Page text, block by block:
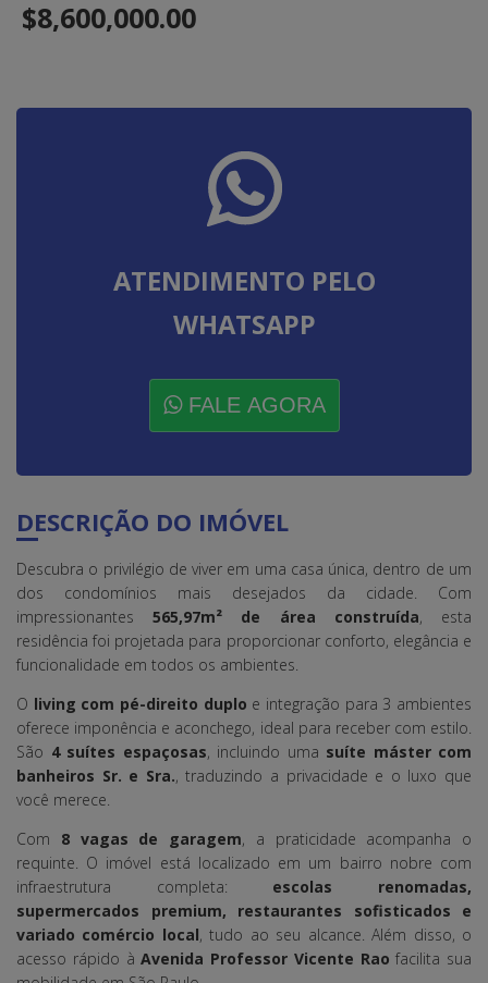
$8,600,000.00
ATENDIMENTO PELO
WHATSAPP
FALE AGORA
DESCRIÇÃO DO IMÓVEL
Descubra o privilégio de viver em uma casa única, dentro de um
dos condomínios mais desejados da cidade. Com
impressionantes565,97m² de área construída, esta
residência foi projetada para proporcionar conforto, elegância e
funcionalidade em todos os ambientes.
O living com pé-direito duplo e integração para 3 ambientes
oferece imponência e aconchego, ideal para receber com estilo.
São 4 suítes espaçosas, incluindo uma suíte máster com
banheiros Sr. e Sra., traduzindo a privacidade e o luxo que
você merece.
Com 8 vagas de garagem, a praticidade acompanha o
requinte. O imóvel está localizado em um bairro nobre com
infraestrutura completa: escolas renomadas,
supermercados premium, restaurantes sofisticados e
variado comércio local, tudo ao seu alcance. Além disso, o
acesso rápido àAvenida Professor Vicente Rao facilita sua